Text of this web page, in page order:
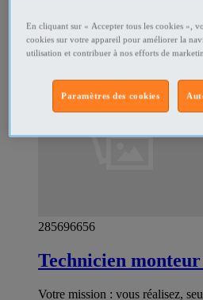
Agriculture - Environnement
Professionnel
285696656
Technicien
Votre mission : vous réalisez,
En cliquant sur « Accepter tous les cookies »,
cookies sur votre appareil pour améliorer la
utilisation et contribuer à nos efforts de
Paramètres des cookies